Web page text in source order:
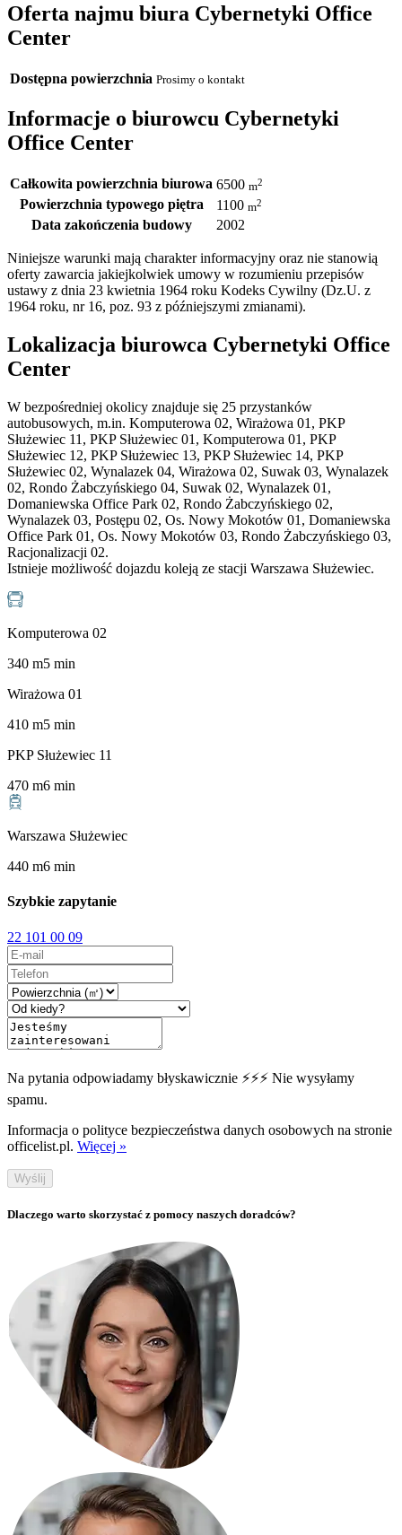
Oferta najmu biura Cybernetyki Office
Center
Dostępna powierzchnia Prosimy o kontakt
Informacje o biurowcu Cybernetyki
Office Center
Całkowita powierzchnia biurowa 6500 m2
Powierzchnia typowego piętra 1100 m2
Data zakończenia budowy 2002
Niniejsze warunki mają charakter informacyjny oraz nie stanowią
oferty zawarcia jakiejkolwiek umowy w rozumieniu przepisów
ustawy z dnia 23 kwietnia 1964 roku Kodeks Cywilny (Dz.U. z
1964 roku, nr 16, poz. 93 z późniejszymi zmianami).
Lokalizacja biurowca Cybernetyki Office
Center
W bezpośredniej okolicy znajduje się 25 przystanków
autobusowych, m.in. Komputerowa 02, Wirażowa 01, PKP
Służewiec 11, PKP Służewiec 01, Komputerowa 01, PKP
Służewiec 12, PKP Służewiec 13, PKP Służewiec 14, PKP
Służewiec 02, Wynalazek 04, Wirażowa 02, Suwak 03, Wynalazek
02, Rondo Żabczyńskiego 04, Suwak 02, Wynalazek 01,
Domaniewska Office Park 02, Rondo Żabczyńskiego 02,
Wynalazek 03, Postępu 02, Os. Nowy Mokotów 01, Domaniewska
Office Park 01, Os. Nowy Mokotów 03, Rondo Żabczyńskiego 03,
Racjonalizacji 02.
Istnieje możliwość dojazdu koleją ze stacji Warszawa Służewiec.
Komputerowa 02
340 m5 min
Wirażowa 01
410 m5 min
PKP Służewiec 11
470 m6 min
Warszawa Służewiec
440 m6 min
Szybkie zapytanie
22 101 00 09
Na pytania odpowiadamy błyskawicznie ⚡⚡⚡ Nie wysyłamy
spamu.
Informacja o polityce bezpieczeństwa danych osobowych na stronie
officelist.pl. Więcej »
Wyślij
Dlaczego warto skorzystać z pomocy naszych doradców?